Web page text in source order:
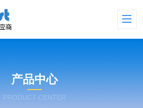
产品中心
PRODUCT CENTER